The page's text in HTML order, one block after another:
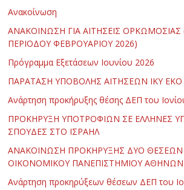
Ανακοίνωση
ΑΝΑΚΟΙΝΩΣΗ ΓΙΑ ΑΙΤΗΣΕΙΣ ΟΡΚΩΜΟΣΙΑΣ
ΠΕΡΙΟΔΟΥ ΦΕΒΡΟΥΑΡΙΟΥ 2026)
Πρόγραμμα Εξετάσεων Ιουνίου 2026
ΠΑΡΑΤΑΣΗ ΥΠΟΒΟΛΗΣ ΑΙΤΗΣΕΩΝ ΙΚΥ ΕΚΟ
Ανάρτηση προκήρυξης θέσης ΔΕΠ του
ΠΡΟΚΗΡΥΞΗ ΥΠΟΤΡΟΦΙΩΝ ΣΕ ΕΛΛΗΝΕΣ
ΣΠΟΥΔΕΣ ΣΤΟ ΙΣΡΑΗΛ
ΑΝΑΚΟΙΝΩΣΗ ΠΡΟΚΗΡΥΞΗΣ ΔΥΟ ΘΕΣΕΩΝ
ΟΙΚΟΝΟΜΙΚΟΥ ΠΑΝΕΠΙΣΤΗΜΙΟΥ ΑΘΗΝΩΝ
Ανάρτηση προκηρύξεων θέσεων ΔΕΠ του